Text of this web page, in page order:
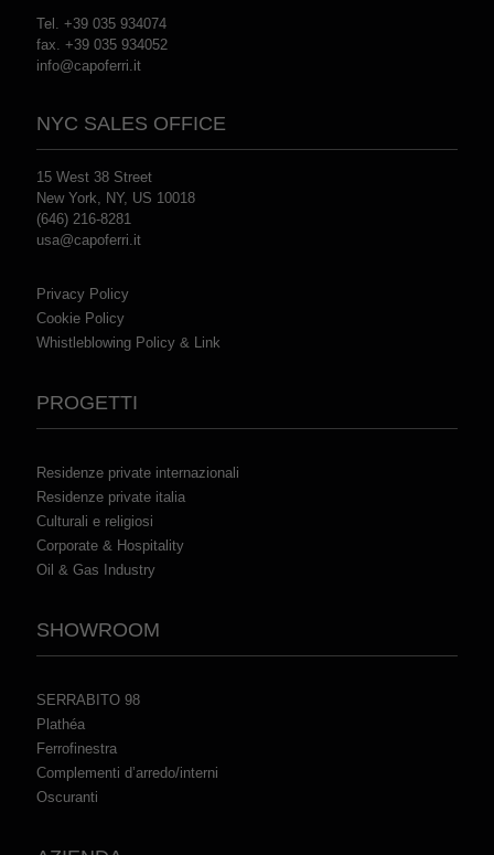
Tel. +39 035 934074
fax. +39 035 934052
info@capoferri.it
NYC SALES OFFICE
15 West 38 Street
New York, NY, US 10018
(646) 216-8281
usa@capoferri.it
Privacy Policy
Cookie Policy
Whistleblowing Policy & Link
PROGETTI
Residenze private internazionali
Residenze private italia
Culturali e religiosi
Corporate & Hospitality
Oil & Gas Industry
SHOWROOM
SERRABITO 98
Plathéa
Ferrofinestra
Complementi d’arredo/interni
Oscuranti